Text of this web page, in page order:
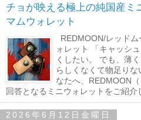
チョが映える極上の純国産ミ
マムウォレット
REDMOON/レッド
ォレット 「キャッシ
くしたい。 でも、薄
らしくなくて物足り
なたへ、REDMOON
回答となるミニウォレットをご紹介
2026年6月12日金曜日